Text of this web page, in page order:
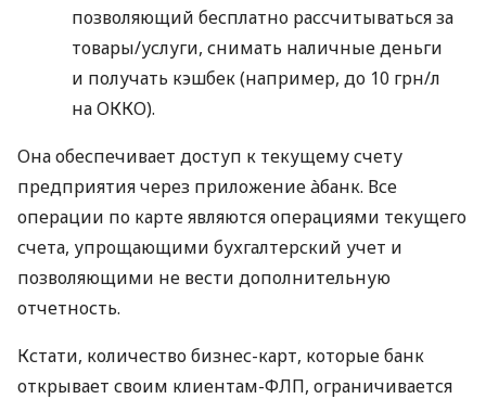
позволяющий бесплатно рассчитываться за
товары/услуги, снимать наличные деньги
и получать кэшбек (например, до 10 грн/л
на ОККО).
Она обеспечивает доступ к текущему счету
предприятия через приложение àбанк. Все
операции по карте являются операциями текущего
счета, упрощающими бухгалтерский учет и
позволяющими не вести дополнительную
отчетность.
Кстати, количество бизнес-карт, которые банк
открывает своим клиентам-ФЛП, ограничивается